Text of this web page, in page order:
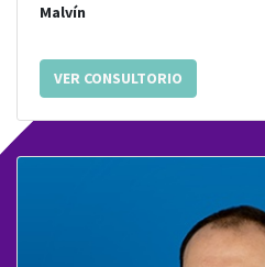
Malvín
VER CONSULTORIO